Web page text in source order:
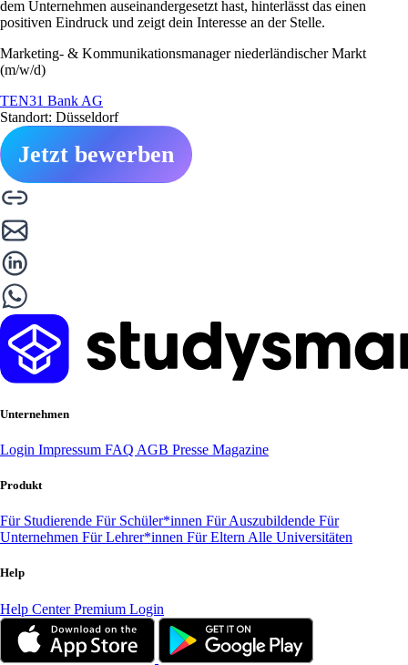
dem Unternehmen auseinandergesetzt hast, hinterlässt das einen
positiven Eindruck und zeigt dein Interesse an der Stelle.
Marketing- & Kommunikationsmanager niederländischer Markt
(m/w/d)
TEN31 Bank AG
Standort: Düsseldorf
Jetzt bewerben
Unternehmen
Login Impressum FAQ AGB Presse Magazine
Produkt
Für Studierende Für Schüler*innen Für Auszubildende Für
Unternehmen Für Lehrer*innen Für Eltern Alle Universitäten
Help
Help CenterPremium Login